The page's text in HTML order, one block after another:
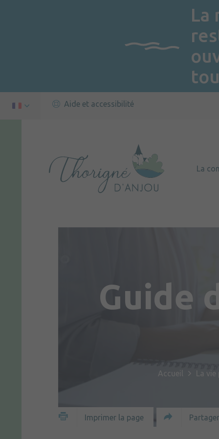
La
Aide et accessibilité
La
Guide
Accueil La
Imprimer la page